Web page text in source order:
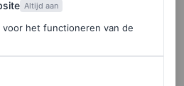
geplooide mini-rokken waren
Altijd aan
voor het functioneren van de